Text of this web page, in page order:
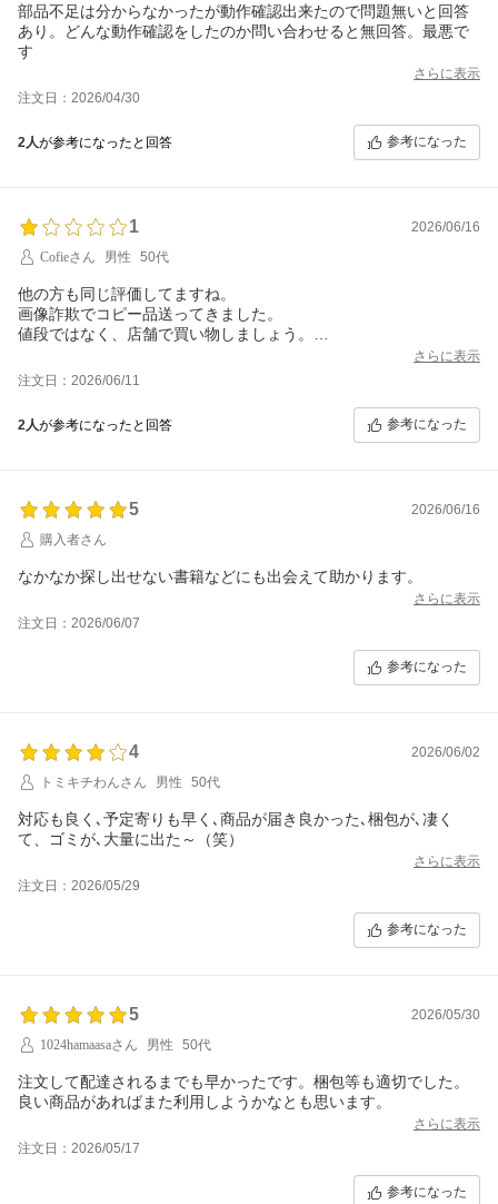
部品不足は分からなかったが動作確認出来たので問題無いと回答
あり。どんな動作確認をしたのか問い合わせると無回答。最悪で
す
さらに表示
注文日：2026/04/30
2人が参考になったと回答 参考になった
1
2026/06/16
Cofieさん
男性 50代
他の方も同じ評価してますね。
画像詐欺でコピー品送ってきました。
値段ではなく、店舗で買い物しましょう。
私は2度と使いません。
さらに表示
注文日：2026/06/11
2人が参考になったと回答 参考になった
5
2026/06/16
購入者さん
なかなか探し出せない書籍などにも出会えて助かります。
さらに表示
注文日：2026/06/07
参考になった
4
2026/06/02
トミキチわんさん
男性 50代
対応も良く､予定寄りも早く､商品が届き良かった､梱包が､凄く
て、ゴミが､大量に出た～（笑）
さらに表示
注文日：2026/05/29
参考になった
5
2026/05/30
1024hamaasaさん
男性 50代
注文して配達されるまでも早かったです。梱包等も適切でした。
良い商品があればまた利用しようかなとも思います。
さらに表示
注文日：2026/05/17
参考になった